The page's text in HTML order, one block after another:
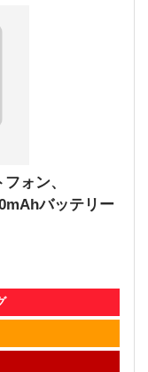
ォン、
バッテリー